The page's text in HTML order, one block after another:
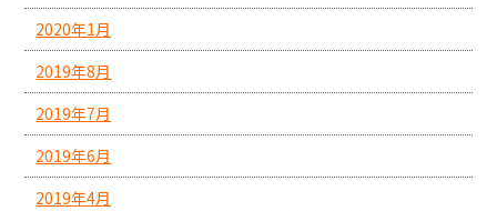
2020年1月
2019年8月
2019年7月
2019年6月
2019年4月